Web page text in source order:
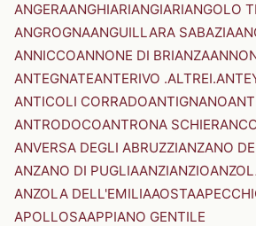
ANGERAANGHIARIANGIARIANGOLO
ANGROGNAANGUILLARA SABAZIA
ANNICCOANNONE DI BRIANZA
ANTEGNATEANTERIVO .ALTREI.
ANTICOLI CORRADOANTIGNANO
ANTRODOCOANTRONA
ANVERSA DEGLI ABRUZZIANZANO
ANZANO DI PUGLIAANZIANZIO
ANZOLA DELL'EMILIAAOSTA
APOLLOSAAPPIANO GENTILE